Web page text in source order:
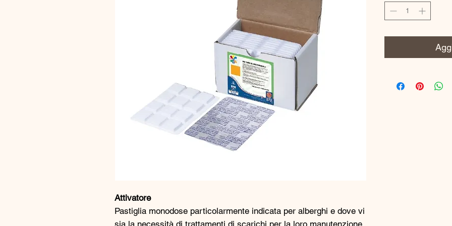
Attivatore
Pastiglia monodose particolarmente indicata per alberghi e dove vi